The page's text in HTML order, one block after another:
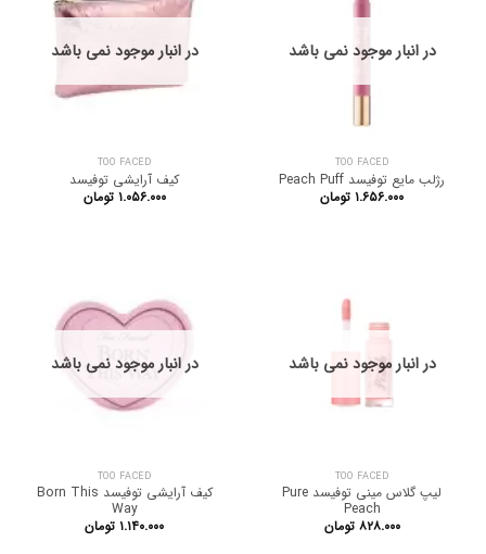
در انبار موجود نمی باشد
TOO FACED
رژلب مایع توفیسد Peach Puff
۱.۶۵۶.۰۰۰ تومان
در انبار موجود نمی باشد
TOO FACED
کیف آرایشی توفیسد
۱.۰۵۶.۰۰۰ تومان
در انبار موجود نمی باشد
TOO FACED
لیپ گلاس مینی توفیسد Pure
Peach
۸۲۸.۰۰۰ تومان
در انبار موجود نمی باشد
TOO FACED
کیف آرایشی توفیسد Born This
Way
۱.۱۴۰.۰۰۰ تومان